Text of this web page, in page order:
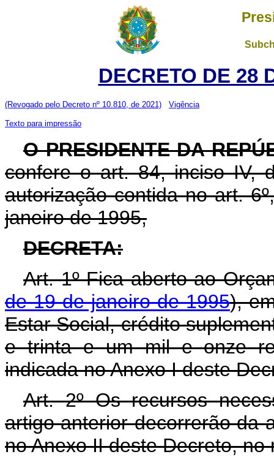
DECRETO DE 28
(Revogado pelo Decreto nº 10.810, de 2021) Vigência
Texto para impressão
O PRESIDENTE DA
confere o art. 84, inciso IV,
autorização contida no art.
janeiro de 1995,
DECRETA:
Art. 1º Fica aberto ao
de 19 de janeiro de 1995),
Estar Social, crédito
e trinta e um mil e onze
indicada no Anexo I deste
Art. 2º Os recursos
artigo anterior decorrerão da
no Anexo II deste Decreto,